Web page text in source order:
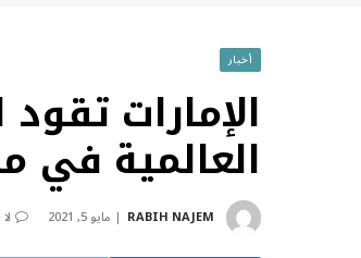
أخبار
الإمارات
العالمية في
RABIH NAJEM مايو 5, 2021